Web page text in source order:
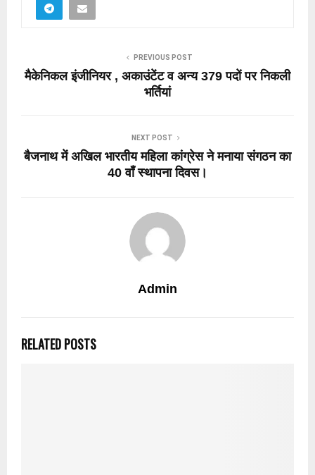
PREVIOUS POST
मैकेनिकल इंजीनियर , अकाउंटेंट व अन्य 379 पदों पर निकली
भर्तियां
NEXT POST
बैजनाथ में अखिल भारतीय महिला कांग्रेस ने मनाया संगठन का
40 वाँ स्थापना दिवस।
Admin
RELATED POSTS